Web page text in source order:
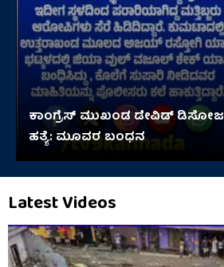
ಕಾಂಗ್ರೆಸ್ ಮುಖಂಡ ಡೇವಿಡ್ ಡಿಸೋಜ
ಹತ್ಯೆ: ಮೂವರ ಬಂಧನ
Latest Videos